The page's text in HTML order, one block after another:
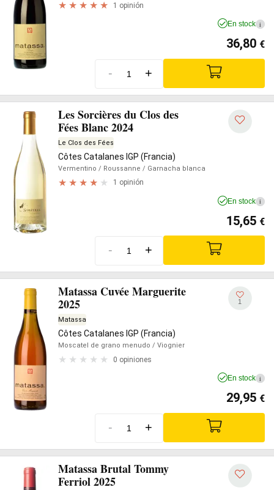
1 opinión
En stock i
36,80 €
- +
Les Sorcières du Clos des
Fées Blanc 2024
Le Clos des Fées
Côtes Catalanes IGP (Francia)
Vermentino / Roussanne / Garnacha blanca
1 opinión
En stock i
15,65 €
- +
Matassa Cuvée Marguerite
2025
Matassa
Côtes Catalanes IGP (Francia)
Moscatel de grano menudo / Viognier
0 opiniones
1
En stock i
29,95 €
- +
Matassa Brutal Tommy
Ferriol 2025